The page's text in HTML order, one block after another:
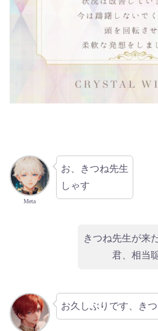
Meta
お、きつね先生
しゃす
きつね先生が来
君、相当
お久しぶりです、き